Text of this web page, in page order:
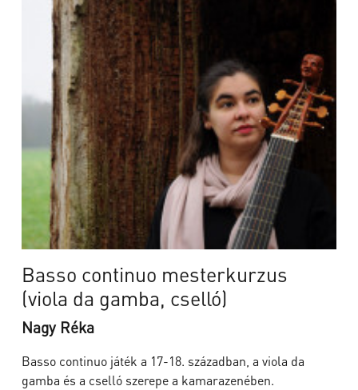
Basso continuo mesterkurzus
(viola da gamba, cselló)
Nagy Réka
Basso continuo játék a 17-18. században, a viola da
gamba és a cselló szerepe a kamarazenében.